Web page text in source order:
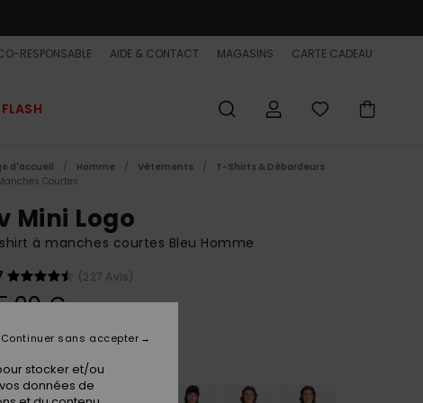
RESPONSABLE AIDE & CONTACT MAGASINS CARTE CADEAU
d'accueil Homme Vêtements
T-Shirts & Débardeurs
Courtes
Mini Logo
à manches courtes Bleu Homme
(227 Avis)
€
Dark Denim
stocker et/ou
données de
Continuer sans accepter